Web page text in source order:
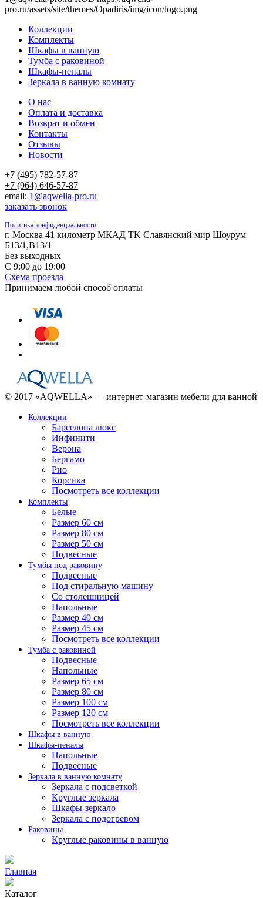
pro.ru/assets/site/themes/Opadiris/img/icon/logo.png
Коллекции
Комплекты
Шкафы в ванную
Тумба с раковиной
Шкафы-пеналы
Зеркала в ванную комнату
О нас
Оплата и доставка
Возврат и обмен
Контакты
Отзывы
Новости
+7 (495) 782-57-87
+7 (964) 646-57-87
email: 1@aqwella-pro.ru
заказать звонок
Политика конфиденциальности
г. Москва 41 километр МКАД TK Славянский мир Шоурум
Б13/1,В13/1
Без выходных
С 9:00 до 19:00
Схема проезда
Принимаем любой способ оплаты
© 2017 «AQWELLA» — интернет-магазин мебели для ванной
Коллекции
Барселона люкс
Инфинити
Верона
Бергамо
Рио
Корсика
Посмотреть все коллекции
Комплекты
Белые
Размер 60 см
Размер 80 см
Размер 50 см
Подвесные
Тумбы под раковину
Подвесные
Под стиральную машину
Со столешницей
Напольные
Размер 40 см
Размер 45 см
Посмотреть все коллекции
Тумба с раковиной
Подвесные
Напольные
Размер 65 см
Размер 80 см
Размер 100 см
Размер 120 см
Посмотреть все коллекции
Шкафы в ванную
Шкафы-пеналы
Напольные
Подвесные
Зеркала в ванную комнату
Зеркала с подсветкой
Круглые зеркала
Шкафы-зеркало
Зеркала с подогревом
Раковины
Круглые раковины в ванную
Главная
Каталог